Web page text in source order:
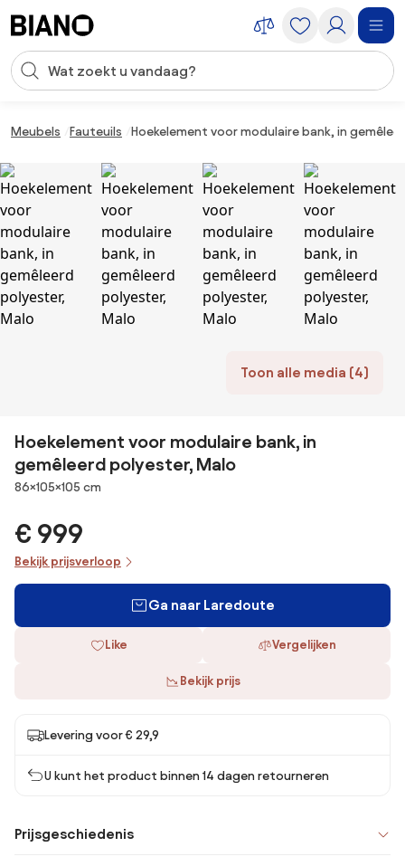
Zoekopdracht invoeren
Meubels Fauteuils Hoekelement voor modulaire bank, in
Toon alle media (4)
Hoekelement voor modulaire bank, in
gemêleerd polyester, Malo
Afmetingen
86×105×105 cm
€ 999
Bekijk prijsverloop
Ga naar Laredoute
Like Vergelijken
Bekijk prijs
Levering voor € 29,9
U kunt het product binnen 14 dagen retourneren
Prijsgeschiedenis